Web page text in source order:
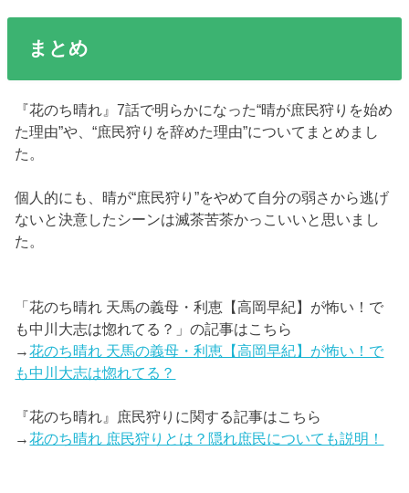
まとめ
『花のち晴れ』7話で明らかになった“晴が庶民狩りを始め
た理由”や、“庶民狩りを辞めた理由”についてまとめまし
た。
個人的にも、晴が“庶民狩り”をやめて自分の弱さから逃げ
ないと決意したシーンは滅茶苦茶かっこいいと思いまし
た。
「花のち晴れ 天馬の義母・利恵【高岡早紀】が怖い！で
も中川大志は惚れてる？」の記事はこちら
→花のち晴れ 天馬の義母・利恵【高岡早紀】が怖い！で
も中川大志は惚れてる？
『花のち晴れ』庶民狩りに関する記事はこちら
→花のち晴れ 庶民狩りとは？隠れ庶民についても説明！